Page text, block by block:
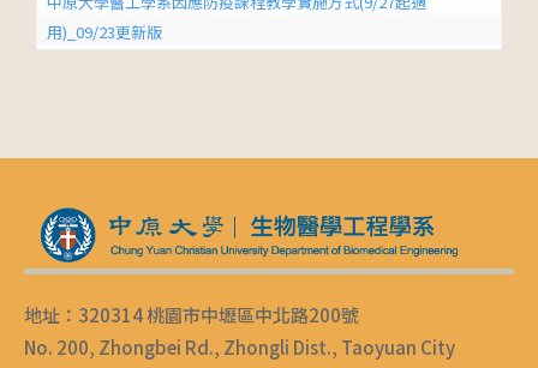
用)_09/23更新版
地址：320314 桃園市中壢區中北路200號
No. 200, Zhongbei Rd., Zhongli Dist., Taoyuan City